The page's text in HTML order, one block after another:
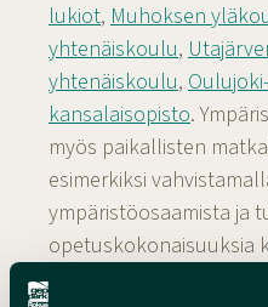
lukiot, Muhoksen
yhtenäiskoulu,
yhtenäiskoulu,
kansalaisopisto.
myös paikallisten
esimerkiksi
ympäristöosaamista ja
opetuskokonaisuuksia